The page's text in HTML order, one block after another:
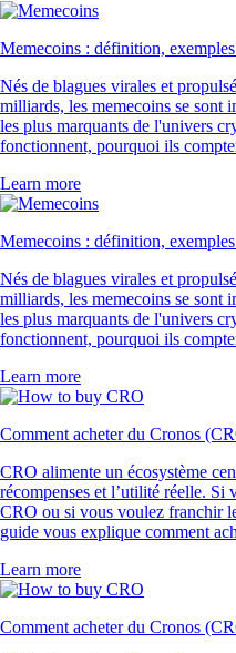
Memecoins : définition,
Nés de blagues virales et
milliards, les memecoins se sont
les plus marquants de l'univers
fonctionnent, pourquoi ils
Learn more
Memecoins : définition,
Nés de blagues virales et
milliards, les memecoins se sont
les plus marquants de l'univers
fonctionnent, pourquoi ils
Learn more
Comment acheter du Cronos
CRO alimente un écosystème
récompenses et l’utilité réelle. Si
CRO ou si vous voulez franchir
guide vous explique comment
Learn more
Comment acheter du Cronos